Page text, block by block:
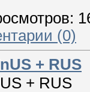
(0)
+ RUS
+ RUS